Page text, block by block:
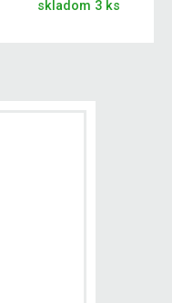
skladom 3 ks